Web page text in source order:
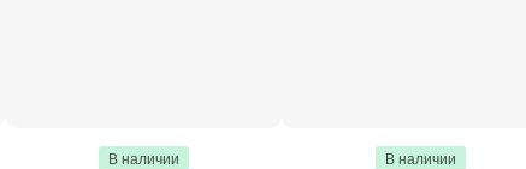
В наличии В наличии